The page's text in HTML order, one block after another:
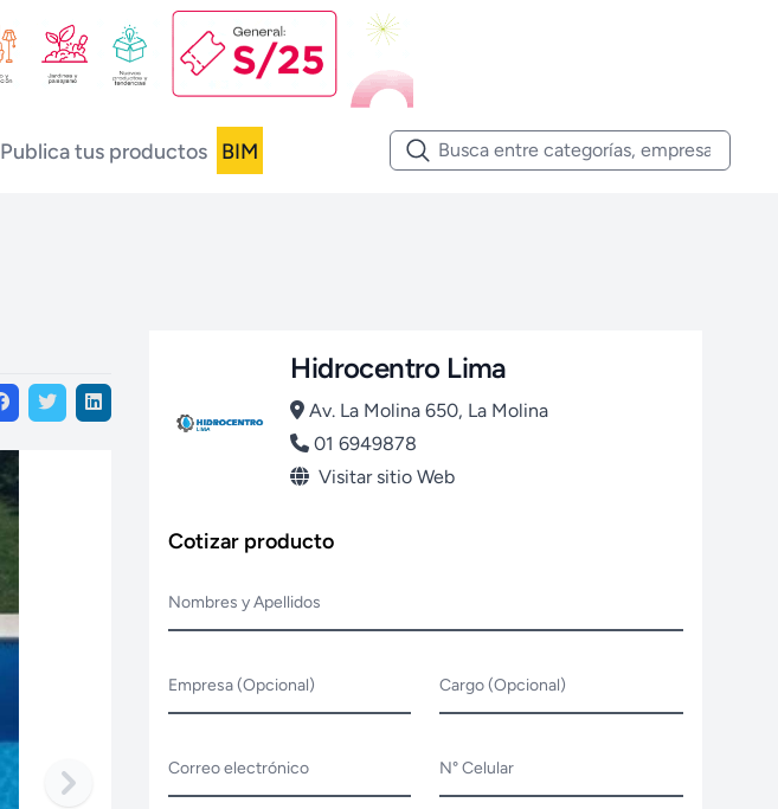
Publica tus productos BIM
Hidrocentro Lima
Av. La Molina 650, La Molina
01 6949878
Visitar sitio Web
Cotizar producto
Nombres y Apellidos
Empresa (Opcional) Cargo (Opcional)
Correo electrónico N° Celular